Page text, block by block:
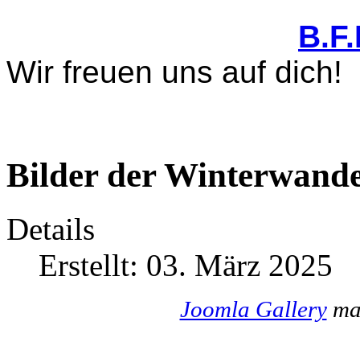
Wir freuen uns auf dich!
Bilder der
Details
Erstellt: 03. März 2025
Joomla Gallery